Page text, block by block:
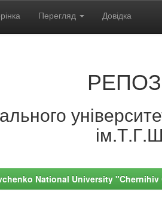
Перегляд Довідка
National University "Chernihiv